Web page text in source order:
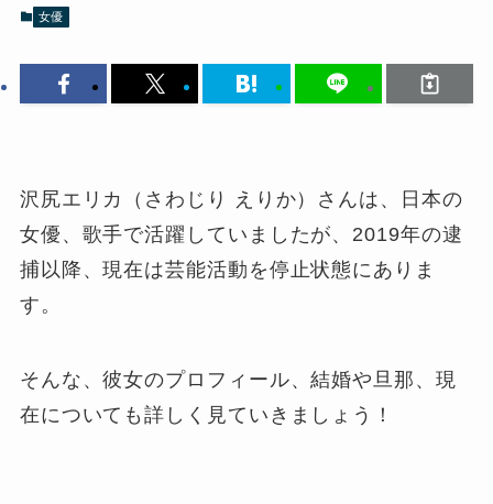
女優
沢尻エリカ（さわじり えりか）さんは、日本の
女優、歌手で活躍していましたが、2019年の逮
捕以降、現在は芸能活動を停止状態にありま
す。
そんな、彼女のプロフィール、結婚や旦那、現
在についても詳しく見ていきましょう！